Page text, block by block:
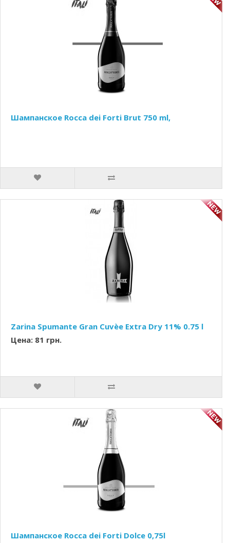
Шампанское Rocca dei Forti Brut 750 ml,
Zarina Spumante Gran Cuvèe Extra Dry 11% 0.75 l
Цена: 81 грн.
Шампанское Rocca dei Forti Dolce 0,75l